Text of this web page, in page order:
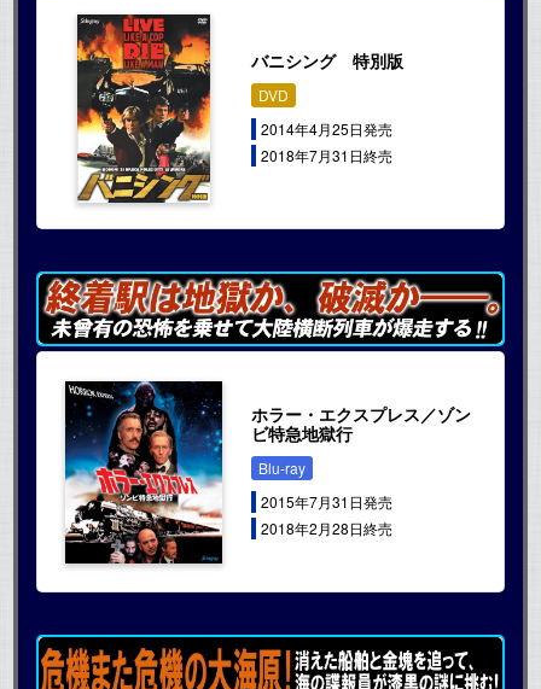
バニシング 特別版
DVD
2014年4月25日発売
2018年7月31日終売
ホラー・エクスプレス／ゾン
ビ特急地獄行
Blu-ray
2015年7月31日発売
2018年2月28日終売